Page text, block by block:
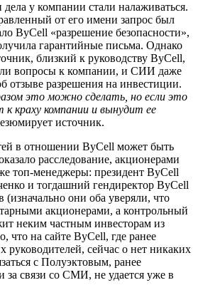
у компании стали налаживаться.
от его имени запрос был
ByCell «разрешение безопасности»,
гарантийные письма. Однако
близкий к руководству ByCell,
вопросы к компании, и СИИ даже
отзыве разрешения на инвестиции.
это можно сделать, но если это
к краху компании и вынудит ее
источник.
в отношении ByCell может быть
расследование, акционерами
топ-менеджеры: президент ByCell
и тогдашний гендиректор ByCell
они оба уверяли, что
акционерами, а контрольный
неким частным инвесторам из
что на сайте ByCell, где ранее
руководителей, сейчас о нет никаких
с Полуэктовым, ранее
за связи со СМИ, не удается уже в